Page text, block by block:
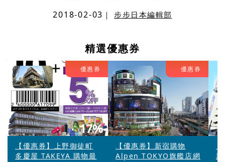
2018-02-03 ｜步步日本編輯部
精選優惠券
17%
優惠券
【優惠券】上野御徒町
多慶屋 TAKEYA 購物最
優惠券
【優惠券】新宿購物
Alpen TOKYO旗艦店網